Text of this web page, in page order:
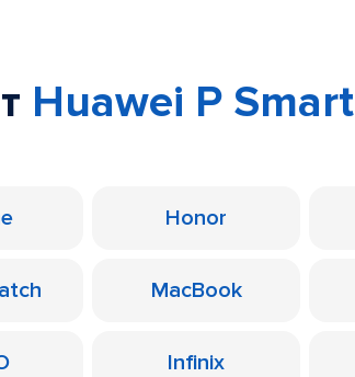
Huawei P Smart
Honor
MacBook
Infinix